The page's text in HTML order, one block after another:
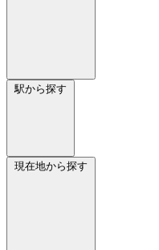
駅から探す
現在地から探す